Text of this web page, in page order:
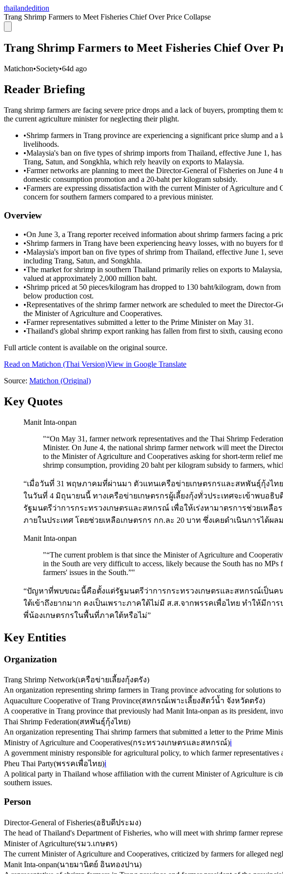
thailandedition
Trang Shrimp Farmers to Meet Fisheries Chief Over Price Collapse
Trang Shrimp Farmers to Meet Fisheries Chief Over
Matichon•Society•64d ago
Reader Briefing
Trang shrimp farmers are facing severe price drops and a lack of buyers, prompting them
the current agriculture minister for neglecting their plight.
•Shrimp farmers in Trang province are experiencing a significant price slump and
livelihoods.
•Malaysia's ban on five types of shrimp imports from Thailand, effective June 1,
Trang, Satun, and Songkhla, which rely heavily on exports to Malaysia.
•Farmer networks are planning to meet the Director-General of Fisheries on June
domestic consumption promotion and a 20-baht per kilogram subsidy.
•Farmers are expressing dissatisfaction with the current Minister of Agriculture and
concern for southern farmers compared to a previous minister.
Overview
•On June 3, a Trang reporter received information about shrimp farmers facing a
•Shrimp farmers in Trang have been experiencing heavy losses, with no buyers
•Malaysia's import ban on five types of shrimp from Thailand, effective June 1,
including Trang, Satun, and Songkhla.
•The market for shrimp in southern Thailand primarily relies on exports to
valued at approximately 2,000 million baht.
•Shrimp priced at 50 pieces/kilogram has dropped to 130 baht/kilogram, down
below production cost.
•Representatives of the shrimp farmer network are scheduled to meet the Director-
the Minister of Agriculture and Cooperatives.
•Farmer representatives submitted a letter to the Prime Minister on May 31.
•Thailand's global shrimp export ranking has fallen from first to sixth, causing
Full article content is available on the original source.
Read on Matichon (Thai Version)View in Google Translate
Source: Matichon (Original)
Key Quotes
Manit Inta-onpan
"“On May 31, farmer network representatives and the Thai Shrimp
Minister. On June 4, the national shrimp farmer network will meet the
to the Minister of Agriculture and Cooperatives asking for short-term relief
shrimp consumption, providing 20 baht per kilogram subsidy to farmers,
“เมื่อวันที่ 31 พฤษภาคมที่ผ่านมา ตัวแทนเครือข่ายเกษตรกรและสหพันธุ์กุ้งไ
ในวันที่ 4 มิถุนายนนี้ ทางเครือข่ายเกษตรกรผู้เลี้ยงกุ้งทั่วประเทศจะเข้าพบอธิ
รัฐมนตรีว่าการกระทรวงเกษตรและสหกรณ์ เพื่อให้เร่งหามาตรการช่วยเหลื
ภายในประเทศ โดยช่วยเหลือเกษตรกร กก.ละ 20 บาท ซึ่งเคยดำเนินการได้ผล
Manit Inta-onpan
"“The current problem is that since the Minister of Agriculture and
in the South are very difficult to access, likely because the South has no
farmers' issues in the South.”"
“ปัญหาที่พบขณะนี้คือตั้งแต่รัฐมนตรีว่าการกระทรวงเกษตรและสหกรณ์เป็นค
ใต้เข้าถึงยากมาก คงเป็นเพราะภาคใต้ไม่มี ส.ส.จากพรรคเพื่อไทย ทำให้มีกา
พี่น้องเกษตรกรในพื้นที่ภาคใต้หรือไม่”
Key Entities
Organization
Trang Shrimp Network(เครือข่ายเลี้ยงกุ้งตรัง)
An organization representing shrimp farmers in Trang province advocating for solutions to
Aquaculture Cooperative of Trang Province(สหกรณ์เพาะเลี้ยงสัตว์น้ำ จังหวัดตรัง)
A cooperative in Trang province that previously had Manit Inta-onpan as its president,
Thai Shrimp Federation(สหพันธุ์กุ้งไทย)
An organization representing Thai shrimp farmers that submitted a letter to the Prime
Ministry of Agriculture and Cooperatives(กระทรวงเกษตรและสหกรณ์)ℹ️
A government ministry responsible for agricultural policy, to which farmer representatives
Pheu Thai Party(พรรคเพื่อไทย)ℹ️
A political party in Thailand whose affiliation with the current Minister of Agriculture is
southern issues.
Person
Director-General of Fisheries(อธิบดีประมง)
The head of Thailand's Department of Fisheries, who will meet with shrimp farmer
Minister of Agriculture(รมว.เกษตร)
The current Minister of Agriculture and Cooperatives, criticized by farmers for alleged
Manit Inta-onpan(นายมานิตย์ อินทองปาน)